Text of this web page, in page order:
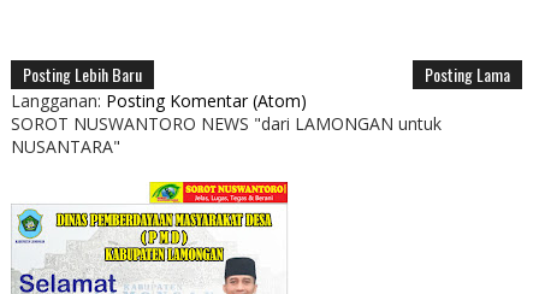
Posting Lebih Baru Posting Lama
Langganan: Posting Komentar (Atom)
SOROT NUSWANTORO NEWS "dari LAMONGAN untuk
NUSANTARA"